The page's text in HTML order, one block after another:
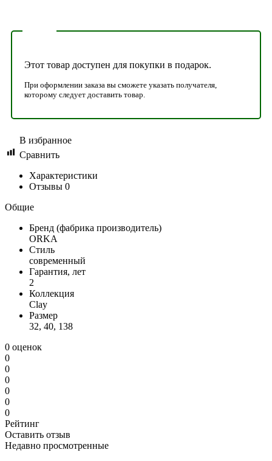
Этот товар доступен для покупки в подарок.
При оформлении заказа вы сможете указать получателя,
которому следует доставить товар.
В избранное
Сравнить
Характеристики
Отзывы 0
Общие
Бренд (фабрика производитель)
ORKA
Стиль
современный
Гарантия, лет
2
Коллекция
Clay
Размер
32, 40, 138
0 оценок
0
0
0
0
0
0
Рейтинг
Оставить отзыв
Недавно просмотренные